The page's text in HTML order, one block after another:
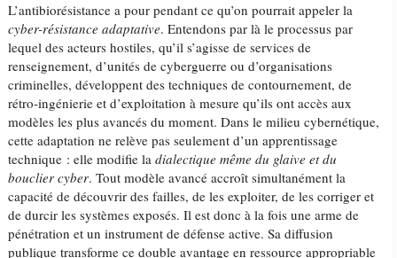
L’antibiorésistance a pour pendant ce qu’on pourrait appeler la
cyber-résistance adaptative. Entendons par là le processus par
lequel des acteurs hostiles, qu’il s’agisse de services de
renseignement, d’unités de cyberguerre ou d’organisations
criminelles, développent des techniques de contournement, de
rétro-ingénierie et d’exploitation à mesure qu’ils ont accès aux
modèles les plus avancés du moment. Dans le milieu cybernétique,
cette adaptation ne relève pas seulement d’un apprentissage
technique : elle modifie ladialectique même du glaive et du
bouclier cyber. Tout modèle avancé accroît simultanément la
capacité de découvrir des failles, de les exploiter, de les corriger et
de durcir les systèmes exposés. Il est donc à la fois une arme de
pénétration et un instrument de défense active. Sa diffusion
publique transforme ce double avantage en ressource appropriable